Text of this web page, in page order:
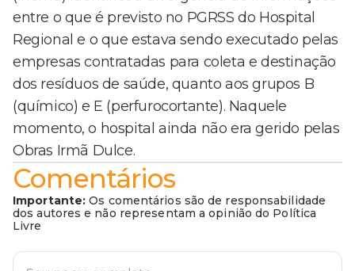
entre o que é previsto no PGRSS do Hospital
Regional e o que estava sendo executado pelas
empresas contratadas para coleta e destinação
dos resíduos de saúde, quanto aos grupos B
(químico) e E (perfurocortante). Naquele
momento, o hospital ainda não era gerido pelas
Obras Irmã Dulce.
Comentários
Importante: Os comentários são de responsabilidade
dos autores e não representam a opinião do Política
Livre